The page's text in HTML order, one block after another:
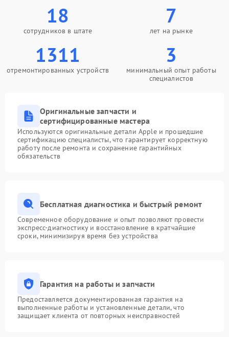
18
сотрудников в штате
7
лет на рынке
1311
отремонтированных устройств
3
минимальный опыт работы
специалистов
Оригинальные запчасти и
сертифицированные мастера
Используются оригинальные детали Apple и прошедшие
сертификацию специалисты, что гарантирует корректную
работу после ремонта и сохранение гарантийных
обязательств
Бесплатная диагностика и быстрый ремонт
Современное оборудование и опыт позволяют провести
экспресс-диагностику и восстановление в кратчайшие
сроки, минимизируя время без устройства
Гарантия на работы и запчасти
Предоставляется документированная гарантия на
выполненные работы и установленные детали, что
защищает клиента от повторных неисправностей